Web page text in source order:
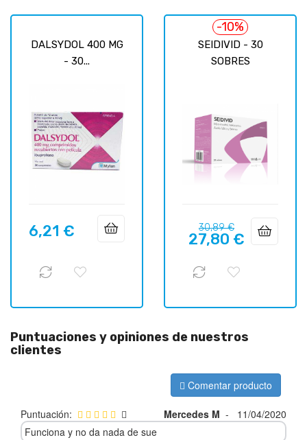
DALSYDOL 400 MG
- 30...
Precio
6,21 €
SEIDIVID - 30
SOBRES
-10%
Precio
regular
30,89 €Precio
27,80 €
Puntuaciones y opiniones de nuestros
clientes
Comentar producto
Puntuación: Mercedes M -
11/04/2020
Funciona y no da nada de sue